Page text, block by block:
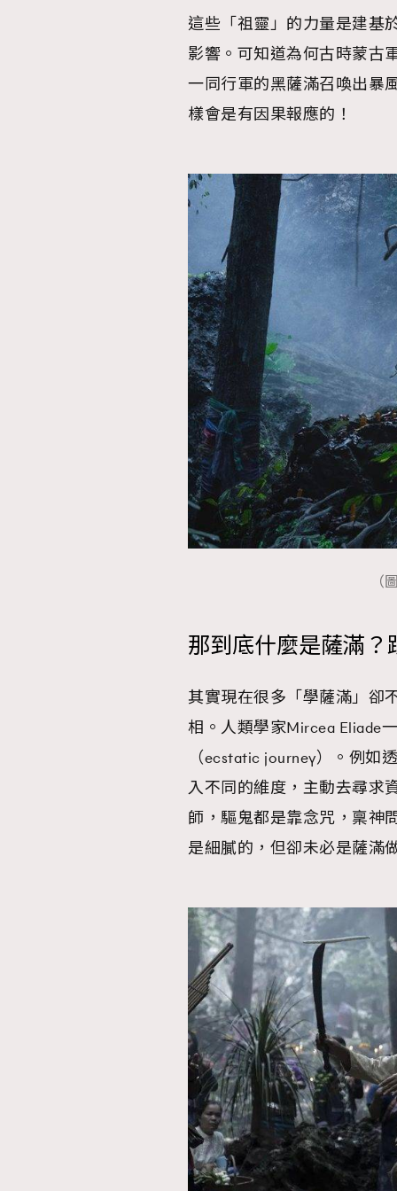
AFrenchMind
本人已詳閱並同意遵守本文列明條款及細則。 請
公司的私隱政策聲明。
本人願意接收新傳媒集團的最新消息及其他宣
這些「祖靈」的力量是建基
影響。可知道為何古時蒙古
一同行軍的黑薩滿召喚出暴
樣會是有因果報應的！
（
那到底什麼是薩滿
其實現在很多「學薩滿」卻
相。人類學家Mircea Eliade
（ecstatic journey）。例
入不同的維度，主動去尋求
師，驅鬼都是靠念咒，稟神
是細膩的，但卻未必是薩滿